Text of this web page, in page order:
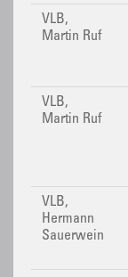
VLB,
Martin Ruf
VLB,
Martin Ruf
VLB,
Hermann
Sauerwein